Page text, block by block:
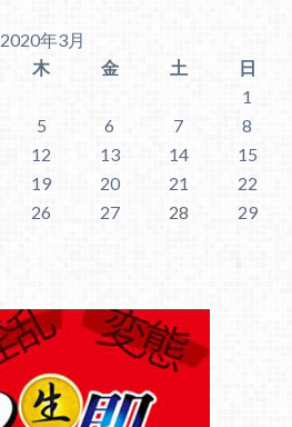
2020年3月
木 金 土
日
1
5 6 7
8
12 13 14
15
19 20 21
22
26 27 28
29